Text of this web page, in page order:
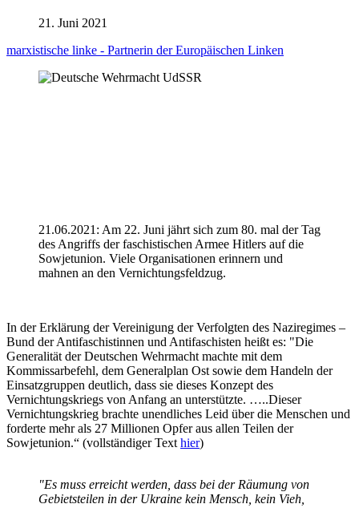
21. Juni 2021
marxistische linke - Partnerin der Europäischen Linken
21.06.2021: Am 22. Juni jährt sich zum 80. mal der Tag
des Angriffs der faschistischen Armee Hitlers auf die
Sowjetunion. Viele Organisationen erinnern und
mahnen an den Vernichtungsfeldzug.
In der Erklärung der Vereinigung der Verfolgten des Naziregimes –
Bund der Antifaschistinnen und Antifaschisten heißt es: "Die
Generalität der Deutschen Wehrmacht machte mit dem
Kommissarbefehl, dem Generalplan Ost sowie dem Handeln der
Einsatzgruppen deutlich, dass sie dieses Konzept des
Vernichtungskriegs von Anfang an unterstützte. …..Dieser
Vernichtungskrieg brachte unendliches Leid über die Menschen und
forderte mehr als 27 Millionen Opfer aus allen Teilen der
Sowjetunion.“ (vollständiger Text hier)
"Es muss erreicht werden, dass bei der Räumung von
Gebietsteilen in der Ukraine kein Mensch, kein Vieh,